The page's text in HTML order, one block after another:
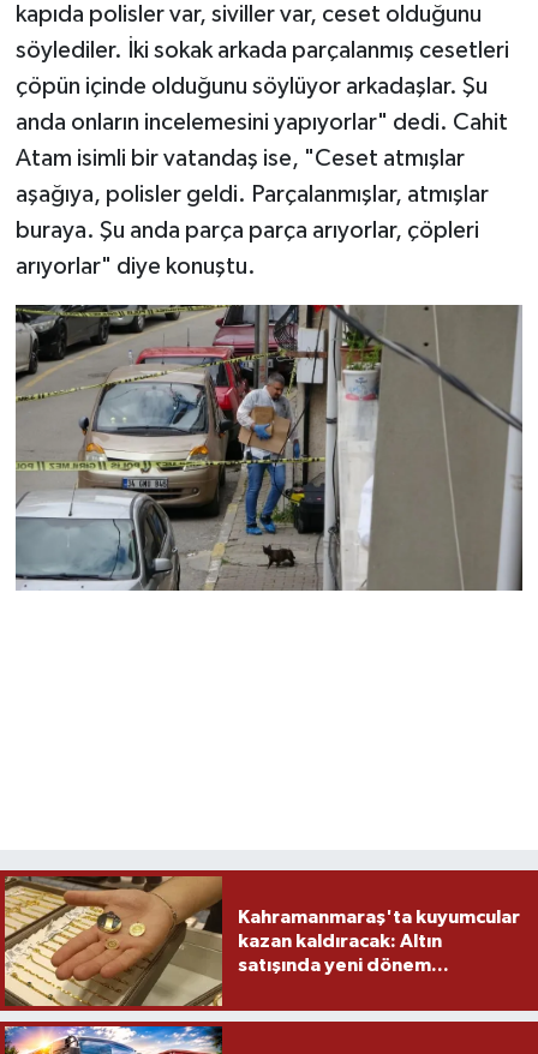
kapıda polisler var, siviller var, ceset olduğunu
söylediler. İki sokak arkada parçalanmış cesetleri
çöpün içinde olduğunu söylüyor arkadaşlar. Şu
anda onların incelemesini yapıyorlar" dedi. Cahit
Atam isimli bir vatandaş ise, "Ceset atmışlar
aşağıya, polisler geldi. Parçalanmışlar, atmışlar
buraya. Şu anda parça parça arıyorlar, çöpleri
arıyorlar" diye konuştu.
Kahramanmaraş'ta kuyumcular
kazan kaldıracak: Altın
satışında yeni dönem...